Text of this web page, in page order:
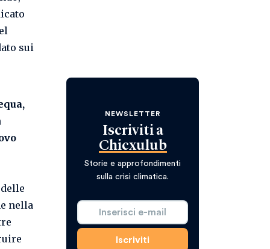
sui
NEWSLETTER
Iscriviti a
Chicxulub
Storie e approfondimenti
sulla crisi climatica.
nella